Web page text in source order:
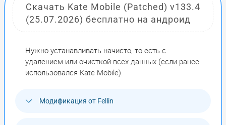
Скачать Kate Mobile (Patched) v133.4
(25.07.2026) бесплатно на андроид
Нужно устанавливать начисто, то есть с
удалением или очисткой всех данных (если ранее
использовался Kate Mobile).
Модификация от Fellin